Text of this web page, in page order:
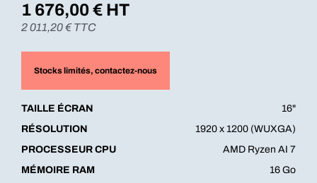
1 676,00€ HT
2 011,20€ TTC
Stocks limités, contactez-nous
TAILLE ÉCRAN
16"
RÉSOLUTION
1920 x 1200 (WUXGA)
PROCESSEUR CPU
AMD Ryzen AI 7
MÉMOIRE RAM
16 Go